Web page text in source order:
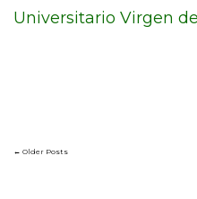
Universitario Virgen
← Older Posts